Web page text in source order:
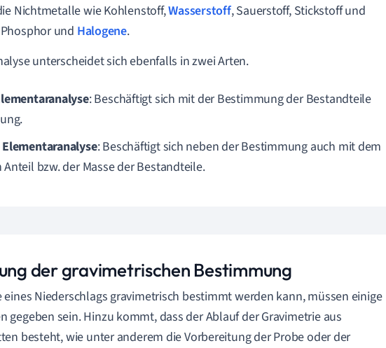
Nichtmetalle wie Kohlenstoff,Wasserstoff, Sauerstoff, Stickstoff und
und Halogene.
unterscheidet sich ebenfalls in zwei Arten.
: Beschäftigt sich mit der Bestimmung der Bestandteile
: Beschäftigt sich neben der Bestimmung auch mit dem
bzw. der Masse der Bestandteile.
der gravimetrischen Bestimmung
eines Niederschlags gravimetrisch bestimmt werden kann, müssen einige
gegeben sein. Hinzu kommt, dass der Ablauf der Gravimetrie aus
besteht, wie unter anderem die Vorbereitung der Probe oder der